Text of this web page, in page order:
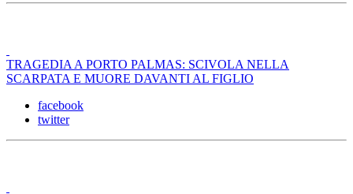
TRAGEDIA A PORTO PALMAS: SCIVOLA NELLA
SCARPATA E MUORE DAVANTI AL FIGLIO
facebook
twitter